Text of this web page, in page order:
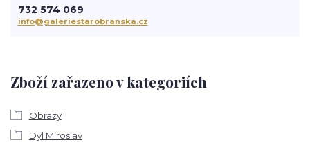
Zboží zařazeno v kategoriích
Obrazy
Dyl Miroslav
732 574 069
info@galeriestarobranska.cz